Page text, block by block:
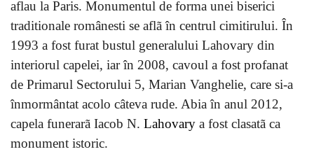
aflau la Paris. Monumentul de forma unei biserici
traditionale românesti se aflã în centrul cimitirului. În
1993 a fost furat bustul generalului Lahovary din
interiorul capelei, iar în 2008, cavoul a fost profanat
de Primarul Sectorului 5, Marian Vanghelie, care si-a
înmormântat acolo câteva rude. Abia în anul 2012,
capela funerarã Iacob N. Lahovary a fost clasatã ca
monument istoric.